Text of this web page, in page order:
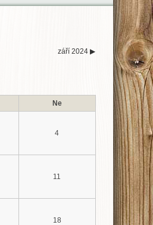
září 2024 ▶
Ne
4
11
18